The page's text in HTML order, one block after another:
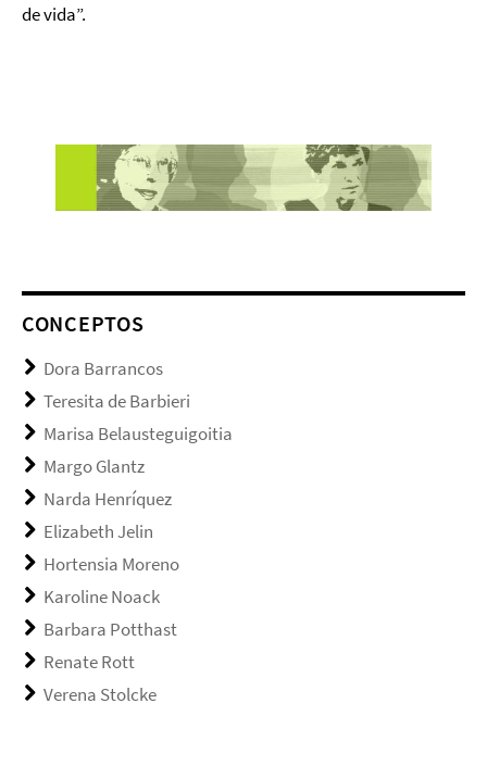
de vida”.
CONCEPTOS
Dora Barrancos
Teresita de Barbieri
Marisa Belausteguigoitia
Margo Glantz
Narda Henríquez
Elizabeth Jelin
Hortensia Moreno
Karoline Noack
Barbara Potthast
Renate Rott
Verena Stolcke